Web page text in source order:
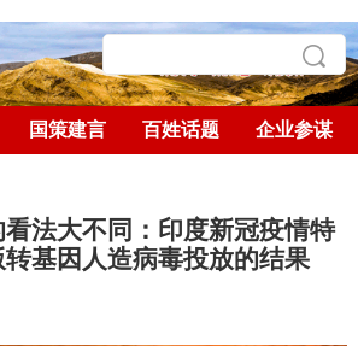
国策建言 百姓话题 企业参谋
法大不同：印度新冠疫情特
基因人造病毒投放的结果